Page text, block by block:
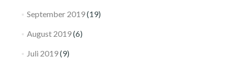
September 2019(19)
August 2019(6)
Juli 2019(9)